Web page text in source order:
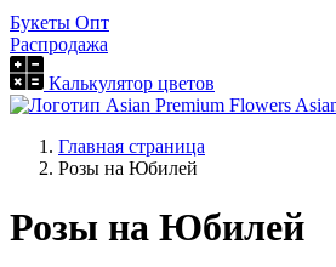
Букеты Опт
Распродажа
Калькулятор цветов
Главная страница
Розы на Юбилей
Розы на Юбилей